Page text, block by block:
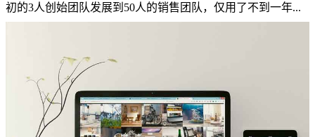
初的3人创始团队发展到50人的销售团队，仅用了不到一年...